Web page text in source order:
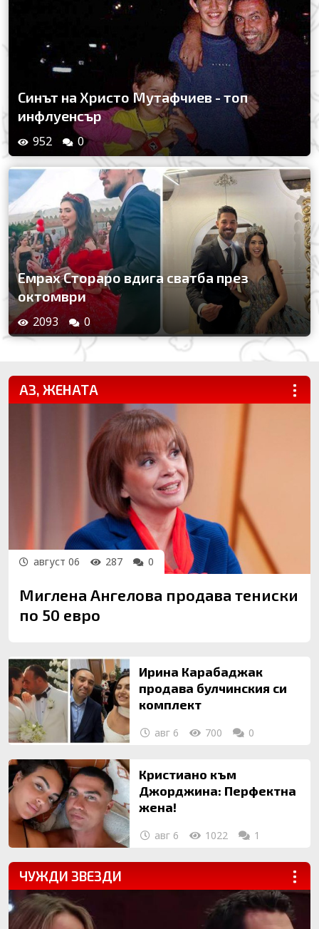
Синът на Христо Мутафчиев - топ
инфлуенсър
952 0
Емрах Стораро вдига сватба през
октомври
2093 0
АЗ, ЖЕНАТА ...
Миглена Ангелова продава тениски
по 50 евро
август 06 287 0
Ирина Карабаджак
продава булчинския си
комплект
авг 6 700 0
Кристиано към
Джорджина: Перфектна
жена!
авг 6 1022 1
ЧУЖДИ ЗВЕЗДИ ...